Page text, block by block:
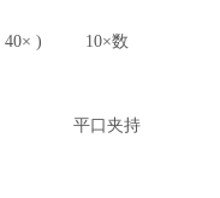
40× ) 10×数
平口夹持